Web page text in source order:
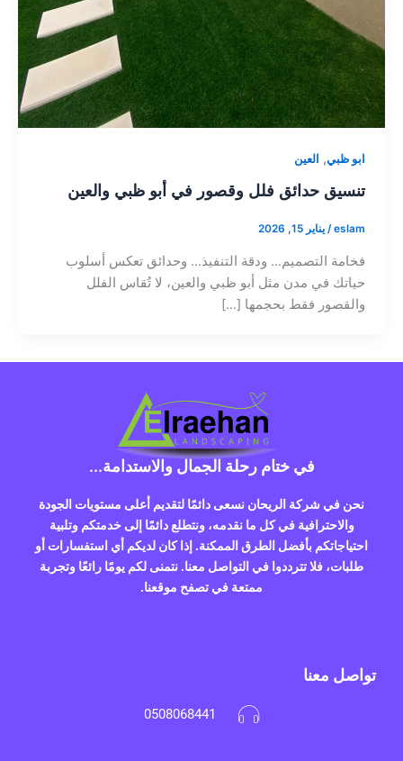
ابو ظبي, العين
تنسيق حدائق فلل وقصور في أبو ظبي والعين
eslam
/ يناير 15, 2026
فخامة التصميم… ودقة التنفيذ… وحدائق تعكس أسلوب
حياتك في مدن مثل أبو ظبي والعين، لا تُقاس الفلل
والقصور فقط بحجمها […]
في ختام رحلة الجمال والاستدامة...
نحن في شركة الريحان نسعى دائمًا لتقديم أعلى مستويات الجودة
والاحترافية في كل ما نقدمه، ونتطلع دائمًا إلى خدمتكم وتلبية
احتياجاتكم بأفضل الطرق الممكنة. إذا كان لديكم أي استفسارات أو
طلبات، فلا تترددوا في التواصل معنا. نتمنى لكم يومًا رائعًا وتجربة
ممتعة في تصفح موقعنا.
تواصل معنا
0508068441